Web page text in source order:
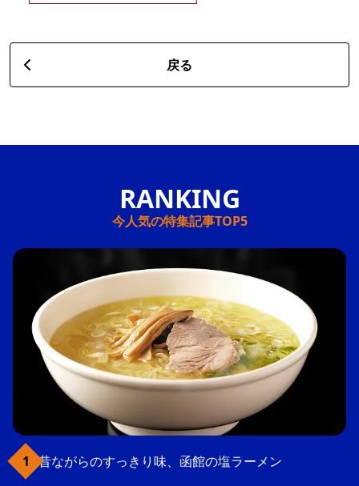
戻る
今人気の特集記事TOP5
昔ながらのすっきり味、函館の塩ラーメン